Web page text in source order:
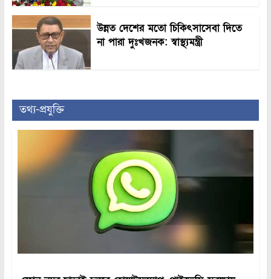
উন্নত দেশের মতো চিকিৎসাসেবা দিতে
না পারা দুঃখজনক: স্বাস্থ্যমন্ত্রী
তথ্য-প্রযুক্তি